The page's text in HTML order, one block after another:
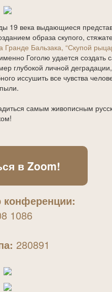
19 века выдающиеся
образа скупого,
Гранде Бальзака, “Скупой
Гоголю удается создать
глубокой личной деградации,
иссушить все чувства
самым живописным
в Zoom!
конференции:
1086
280891